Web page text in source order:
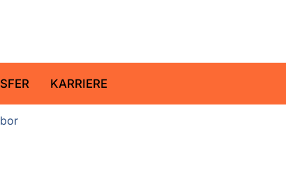
KARRIERE